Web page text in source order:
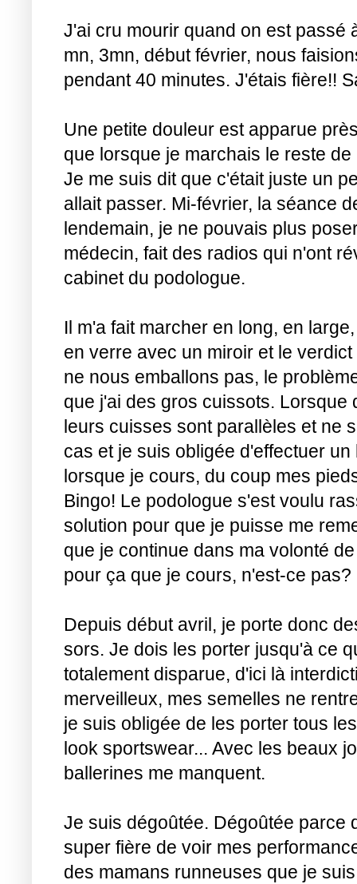
J'ai cru mourir quand on est passé
mn, 3mn, début février, nous
pendant 40 minutes. J'étais fière!!
Une petite douleur est apparue
que lorsque je marchais le reste
Je me suis dit que c'était juste un
allait passer. Mi-février, la séance
lendemain, je ne pouvais plus
médecin, fait des radios qui n'ont
cabinet du podologue.
Il m'a fait marcher en long, en
en verre avec un miroir et le
ne nous emballons pas, le
que j'ai des gros cuissots.
leurs cuisses sont parallèles et ne
cas et je suis obligée d'effectuer
lorsque je cours, du coup mes
Bingo! Le podologue s'est voulu
solution pour que je puisse me
que je continue dans ma volonté
pour ça que je cours, n'est-ce pas?
Depuis début avril, je porte donc
sors. Je dois les porter jusqu'à ce
totalement disparue, d'ici là
merveilleux, mes semelles ne
je suis obligée de les porter tous
look sportswear... Avec les beaux
ballerines me manquent.
Je suis dégoûtée. Dégoûtée parce
super fière de voir mes
des mamans runneuses que je